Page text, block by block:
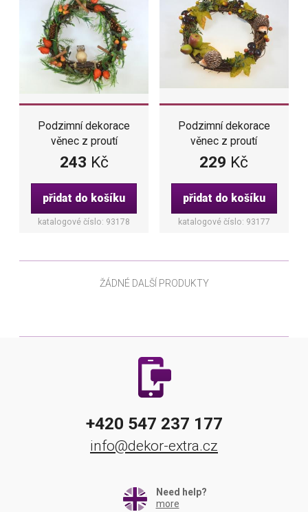
Podzimní dekorace
věnec z proutí
zdobený sovou,
skořicí a šiškami pr. 29
cm
243 Kč
přidat do košíku
katalogové číslo: 93178
Podzimní dekorace
věnec z proutí
zdobený hruškami,
jablky, ježky a
podzimním listí pr. 29
cm
229 Kč
přidat do košíku
katalogové číslo: 93177
ŽÁDNÉ DALŠÍ PRODUKTY
+420 547 237 177
info@dekor-extra.cz
Need help?
more